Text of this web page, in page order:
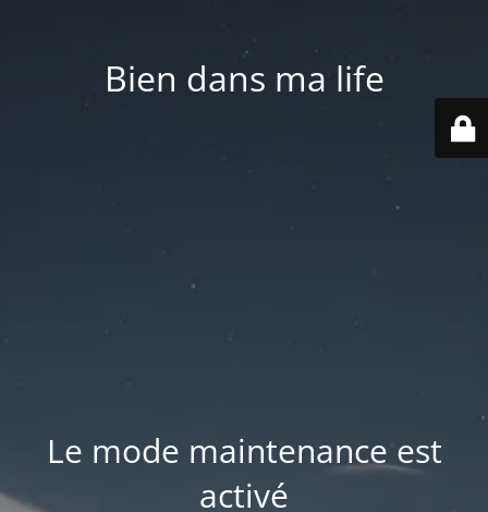
Bien dans ma life
Le mode maintenance est
activé